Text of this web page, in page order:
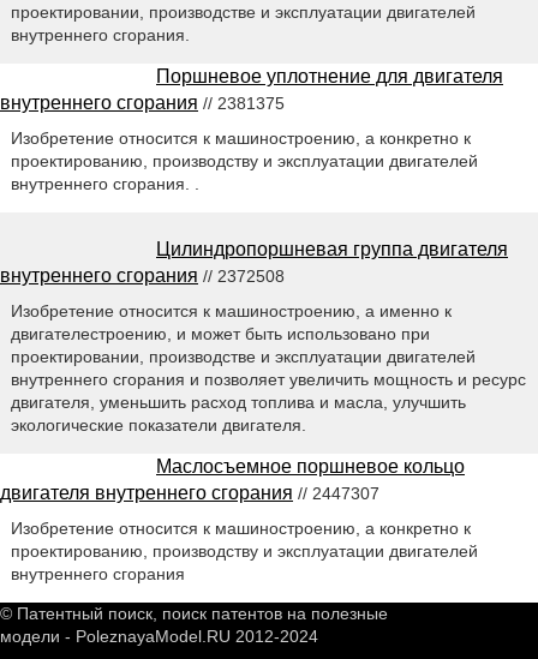
проектировании, производстве и эксплуатации двигателей
внутреннего сгорания.
Поршневое уплотнение для двигателя
внутреннего сгорания // 2381375
Изобретение относится к машиностроению, а конкретно к
проектированию, производству и эксплуатации двигателей
внутреннего сгорания. .
Цилиндропоршневая группа двигателя
внутреннего сгорания // 2372508
Изобретение относится к машиностроению, а именно к
двигателестроению, и может быть использовано при
проектировании, производстве и эксплуатации двигателей
внутреннего сгорания и позволяет увеличить мощность и ресурс
двигателя, уменьшить расход топлива и масла, улучшить
экологические показатели двигателя.
Маслосъемное поршневое кольцо
двигателя внутреннего сгорания // 2447307
Изобретение относится к машиностроению, а конкретно к
проектированию, производству и эксплуатации двигателей
внутреннего сгорания
© Патентный поиск, поиск патентов на полезные
модели - PoleznayaModel.RU 2012-2024